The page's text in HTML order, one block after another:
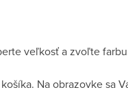
veľkosť a zvoľte
Na obrazovke sa